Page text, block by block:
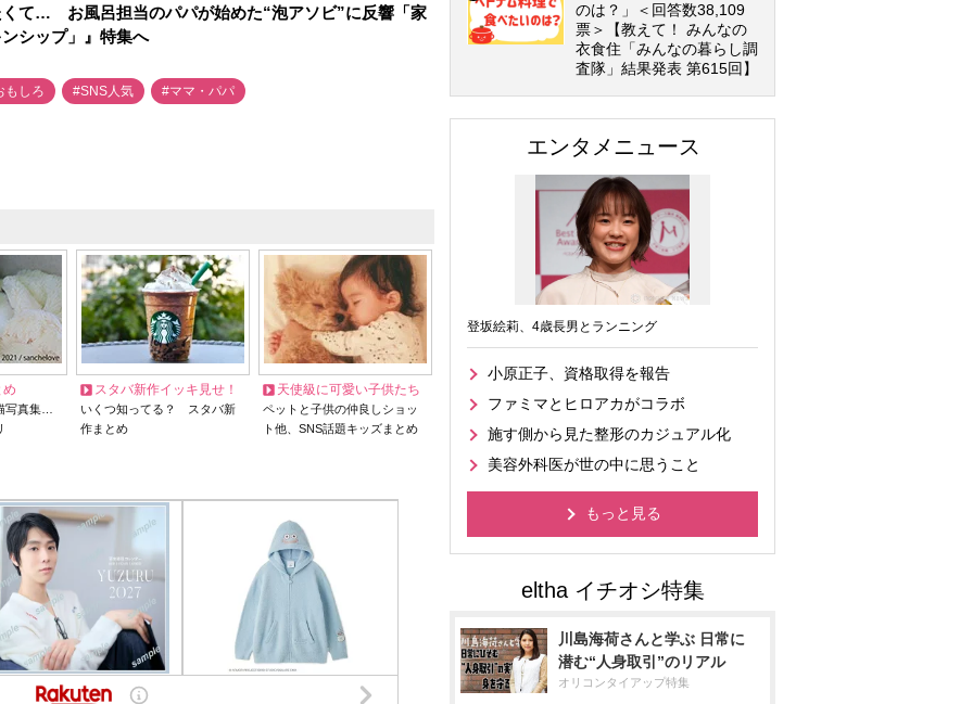
くて… お風呂担当のパパが始めた“泡アソビ”に反響「家
シップ」』特集へ
もしろ #SNS人気 #ママ・パパ
め
写真集…
スタバ新作イッキ見せ！
いくつ知ってる？ スタバ新
作まとめ
天使級に可愛い子供たち
ペットと子供の仲良しショッ
ト他、SNS話題キッズまとめ
のは？」＜回答数38,109
票＞【教えて！ みんなの
衣食住「みんなの暮らし調
査隊」結果発表 第615回】
エンタメニュース
登坂絵莉、4歳長男とランニング
小原正子、資格取得を報告
ファミマとヒロアカがコラボ
施す側から見た整形のカジュアル化
美容外科医が世の中に思うこと
もっと見る
川島海荷さんと学ぶ 日常に
潜む“人身取引”のリアル
オリコンタイアップ特集